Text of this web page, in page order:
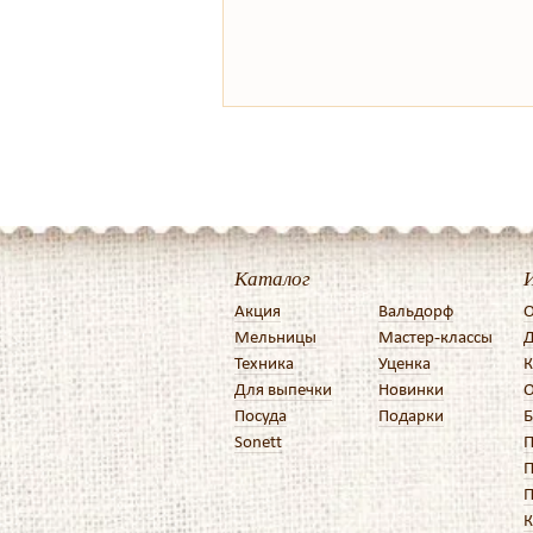
Каталог
Акция
Мельницы
Техника
Для выпечки
Посуда
Sonett
Вальдорф
Мастер-классы
Уценка
Новинки
Подарки